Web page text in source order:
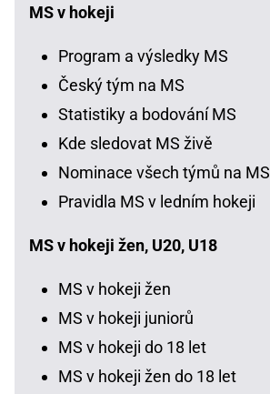
MS v hokeji
Program a výsledky MS
Český tým na MS
Statistiky a bodování MS
Kde sledovat MS živě
Nominace všech týmů na MS
Pravidla MS v ledním hokeji
MS v hokeji žen, U20, U18
MS v hokeji žen
MS v hokeji juniorů
MS v hokeji do 18 let
MS v hokeji žen do 18 let